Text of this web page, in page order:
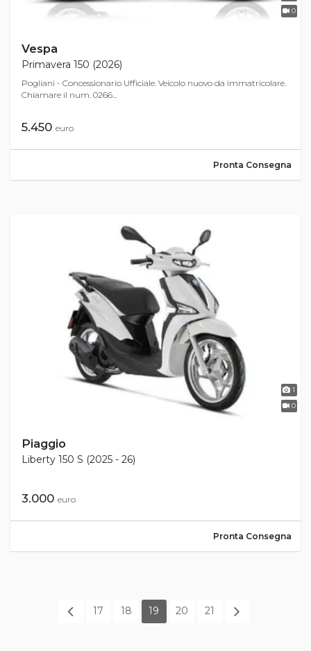
0
Vespa
Primavera 150 (2026)
Pogliani - Concessionario Ufficiale. Veicolo nuovo da immatricolare.
Chiamare il num. 0266...
5.450 euro
Pronta Consegna
1
0
Piaggio
Liberty 150 S (2025 - 26)
3.000 euro
Pronta Consegna
17 18 19 20 21